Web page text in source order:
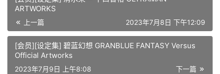
ARTWORKS
上一篇 2023年7月8日 下午12:09
[会员][设定集] 碧蓝幻想 GRANBLUE FANTASY Versus
Official Artworks
下一篇
2023年7月9日 上午8:08